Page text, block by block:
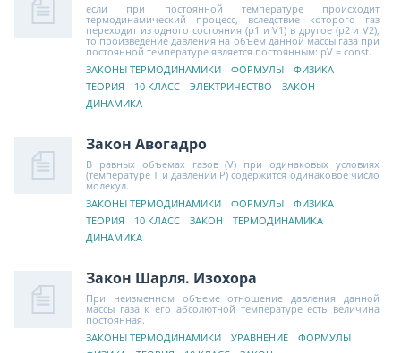
если при постоянной темпе­ратуре происходит
термодинамический про­цесс, вследствие которого газ
переходит из одного состояния (p1 и V1) в другое (p2 и V2),
то произведение давления на объем данной массы газа при
постоянной температуре яв­ляется постоянным: pV = const.
ЗАКОНЫ ТЕРМОДИНАМИКИ
ФОРМУЛЫ
ФИЗИКА
ТЕОРИЯ
10 КЛАСС ЭЛЕКТРИЧЕСТВО
ЗАКОН
ДИНАМИКА
Закон Авогадро
В равных объемах газов (V) при одинаковых условиях
(температуре Т и давлении Р) содержится одинаковое число
молекул.
ЗАКОНЫ ТЕРМОДИНАМИКИ
ФОРМУЛЫ
ФИЗИКА
ТЕОРИЯ
10 КЛАСС ЗАКОН
ТЕРМОДИНАМИКА
ДИНАМИКА
Закон Шарля. Изохора
При неизменном объеме отношение давления данной
массы газа к его абсолютной температуре есть величина
постоянная.
ЗАКОНЫ ТЕРМОДИНАМИКИ
УРАВНЕНИЕ
ФОРМУЛЫ